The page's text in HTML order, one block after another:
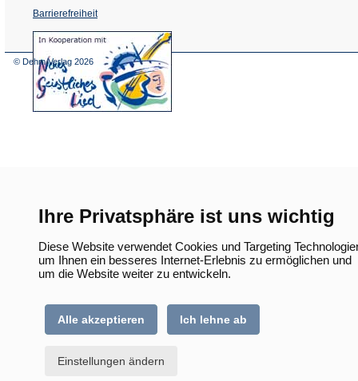
Ihre Privatsphäre ist uns wichtig
Diese Website verwendet Cookies und Targeting
um Ihnen ein besseres Internet-Erlebnis zu ermöglichen und
um die Website weiter zu entwickeln.
Alle akzeptieren Ich lehne ab
Einstellungen ändern
Barrierefreiheit
(Öffnet
in
© Dehm Verlag 2026